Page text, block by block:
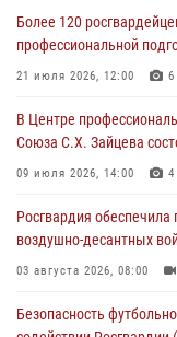
05 августа 2026, 12:39
Московские
05 августа 2026, 12:35
Делегация МВД
04 августа 2026, 18:16
Более 120
профессиональной
21 июля 2026, 12:00 6
В Центре
Союза С.Х. Зайцева
09 июля 2026, 14:00 4
Росгвардия
воздушно-десантных
03 августа 2026, 08:00
Безопасность